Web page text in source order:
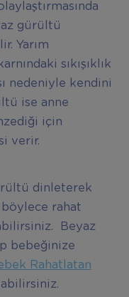
gürültü
Yarım
sıkışıklık
nedeniyle kendini
ise anne
için
verir.
dinleterek
böylece rahat
Beyaz
bebeğinize
Rahatlatan